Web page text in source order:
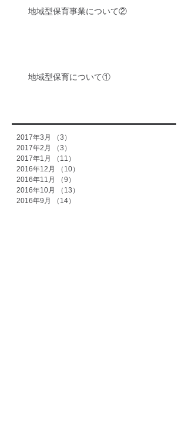
地域型保育事業について②
地域型保育について①
2017年3月 （3）
2017年2月
（3）
2017年1月
（11）
2016年12月
（10）
2016年11月
（9）
2016年10月
（13）
2016年9月
（14）